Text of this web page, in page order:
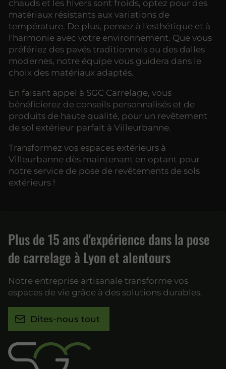
chauds et les hivers sont froids, optez pour des
matériaux résistants aux variations de
température. De plus, pensez à l'esthétique et à
l'harmonie avec votre environnement. Que vous
préfériez des pavés traditionnels ou des dalles
modernes, notre équipe vous guidera dans le
choix des matériaux adaptés.
En faisant appel à SGC Carrelage, vous
bénéficierez de conseils personnalisés et de
produits de haute qualité, pour un revêtement
de sol extérieur parfait à Villeurbanne.
Transformez vos espaces extérieurs à
Villeurbanne dès maintenant en optant pour
notre service de pose de revêtements de sols
extérieurs !
Plus de 15 ans d'expérience dans la pose
de carrelage à Lyon et alentours
Notre entreprise artisanale transforme vos
espaces de vie grâce à des solutions durables.
Dites-nous tout